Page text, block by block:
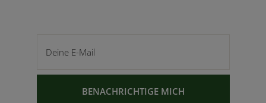
BENACHRICHTIGE MICH